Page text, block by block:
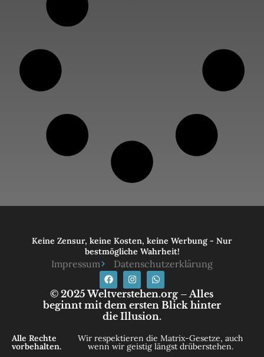
Keine Zensur, keine Kosten, keine Werbung - Nur
bestmögliche Wahrheit!
Impressum Datenschutzerklärung
© 2025 Weltverstehen.org – Alles
beginnt mit dem ersten Blick hinter
die Illusion.
Alle Rechte
vorbehalten.
Wir respektieren die Matrix-Gesetze, auch
wenn wir geistig längst drüberstehen.